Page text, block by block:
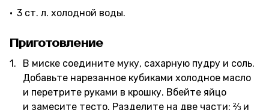
3 ст. л. холодной воды.
Приготовление
В миске соедините муку, сахарную пудру и соль.
Добавьте нарезанное кубиками холодное масло
и перетрите руками в крошку. Вбейте яйцо
и замесите тесто. Разделите на две части: ⅔ и